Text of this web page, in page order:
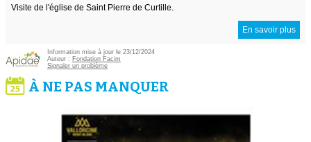
Visite de l'église de Saint Pierre de Curtille.
En savoir plus
Information mise à jour le 23/12/2024
Auteur : Fondation Facim
Signaler un problème
À NE PAS MANQUER